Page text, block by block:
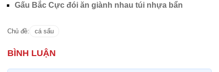
Gấu Bắc Cực đói ăn giành nhau túi nhựa bẩn
Chủ đề: cá sấu